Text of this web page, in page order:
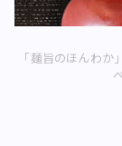
「麺旨のほんわ